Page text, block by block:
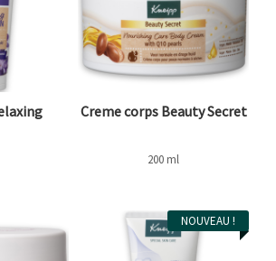
Creme corps Beauty Secret
200 ml
NOUVEAU !